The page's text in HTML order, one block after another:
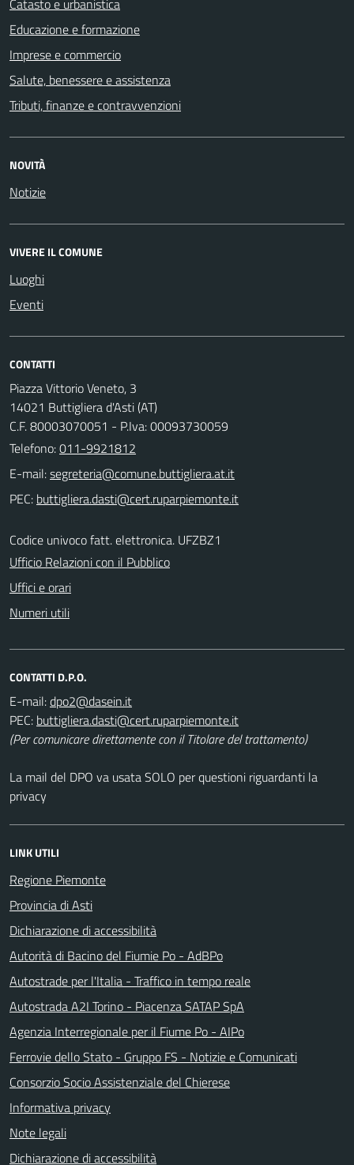
Educazione e formazione
Imprese e commercio
Salute, benessere e assistenza
Tributi, finanze e contravvenzioni
NOVITÀ
Notizie
VIVERE IL COMUNE
Luoghi
Eventi
CONTATTI
Piazza Vittorio Veneto, 3
14021 Buttigliera d'Asti (AT)
C.F. 80003070051 - P.Iva: 00093730059
Telefono:011-9921812
E-mail:
PEC:
Codice univoco fatt. elettronica. UFZBZ1
Ufficio Relazioni con il Pubblico
Uffici e orari
Numeri utili
CONTATTI D.P.O.
E-mail:
PEC:
(Per comunicare direttamente con il Titolare del trattamento)
La mail del DPO va usata SOLO per questioni riguardanti la
privacy
LINK UTILI
Regione Piemonte
Provincia di Asti
Dichiarazione di accessibilità
Autorità di Bacino del Fiumie Po - AdBPo
Autostrade per l'Italia - Traffico in tempo reale
Autostrada A2I Torino - Piacenza SATAP SpA
Agenzia Interregionale per il Fiume Po - AIPo
Ferrovie dello Stato - Gruppo FS - Notizie e Comunicati
Consorzio Socio Assistenziale del Chierese
Informativa privacy
Note legali
Dichiarazione di accessibilità